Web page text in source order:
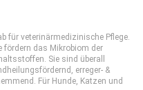
für veterinärmedizinische Pflege.
fördern das Mikrobiom der
Sie sind überall
erreger- &
Für Hunde, Katzen und